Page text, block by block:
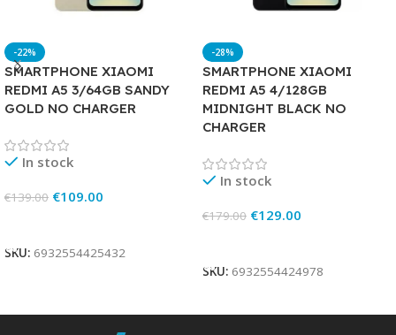
-22%
SMARTPHONE XIAOMI
REDMI A5 3/64GB SANDY
GOLD NO CHARGER
In stock
€139.00 €109.00
SKU: 6932554425432
-28%
SMARTPHONE XIAOMI
REDMI A5 4/128GB
MIDNIGHT BLACK NO
CHARGER
In stock
€179.00 €129.00
SKU: 6932554424978